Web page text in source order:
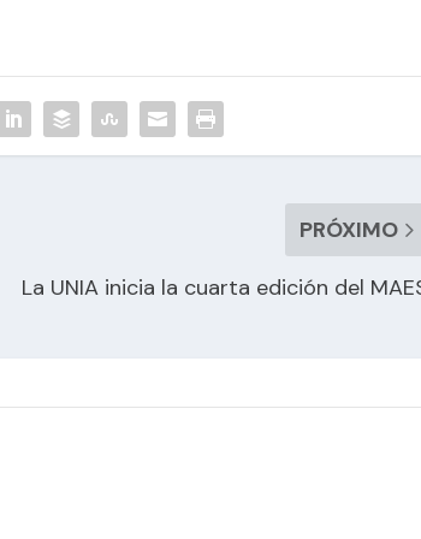
PRÓXIMO
La UNIA inicia la cuarta edición del